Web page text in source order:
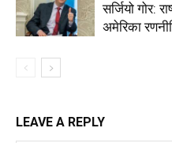
सर्जियो गोर:
अमेरिका
LEAVE A REPLY